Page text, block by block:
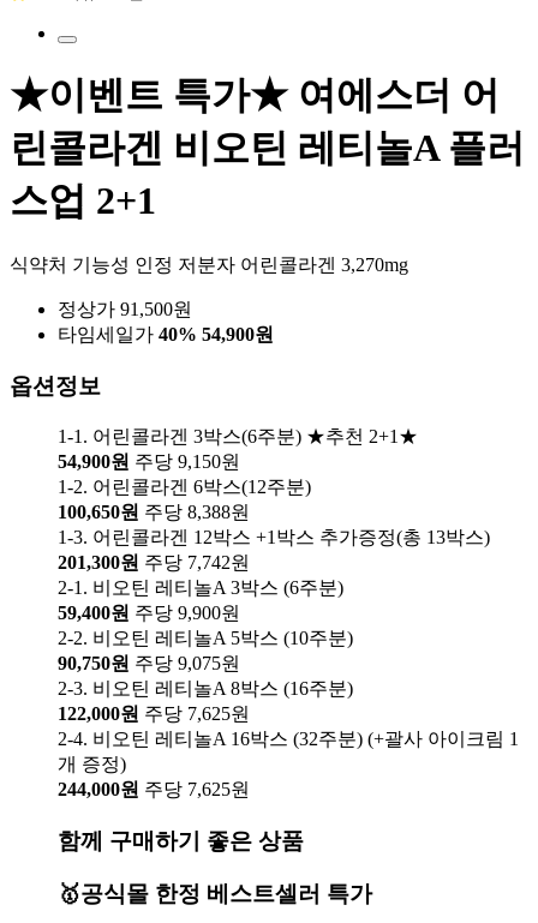
★이벤트 특가★ 여에스더 어
린콜라겐 비오틴 레티놀A 플러
스업 2+1
식약처 기능성 인정 저분자 어린콜라겐 3,270mg
정상가 91,500원
타임세일가 40% 54,900원
옵션정보
1-1. 어린콜라겐 3박스(6주분) ★추천 2+1★
54,900원 주당 9,150원
1-2. 어린콜라겐 6박스(12주분)
100,650원 주당 8,388원
1-3. 어린콜라겐 12박스 +1박스 추가증정(총 13박스)
201,300원 주당 7,742원
2-1. 비오틴 레티놀A 3박스 (6주분)
59,400원 주당 9,900원
2-2. 비오틴 레티놀A 5박스 (10주분)
90,750원 주당 9,075원
2-3. 비오틴 레티놀A 8박스 (16주분)
122,000원 주당 7,625원
2-4. 비오틴 레티놀A 16박스 (32주분) (+괄사 아이크림 1
개 증정)
244,000원 주당 7,625원
함께 구매하기 좋은 상품
🥇공식몰 한정 베스트셀러 특가